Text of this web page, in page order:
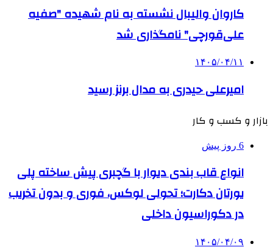
کاروان والیبال نشسته به نام شهیده "صفیه
علی‌قورچی" نامگذاری شد
۱۴۰۵/۰۴/۱۱
امیرعلی حیدری به مدال برنز رسید
بازار و کسب و کار
6 روز پیش
انواع قاب بندی دیوار با گچبری پیش ساخته پلی
یورتان دکارت؛ تحولی لوکس، فوری و بدون تخریب
در دکوراسیون داخلی
۱۴۰۵/۰۴/۰۹